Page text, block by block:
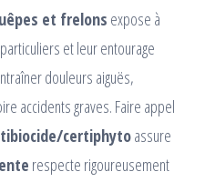
et frelons expose à
et leur entourage
douleurs aiguës,
accidents graves. Faire appel
certiphytoassure
respecte rigoureusement